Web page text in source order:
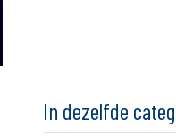
In dezelfde